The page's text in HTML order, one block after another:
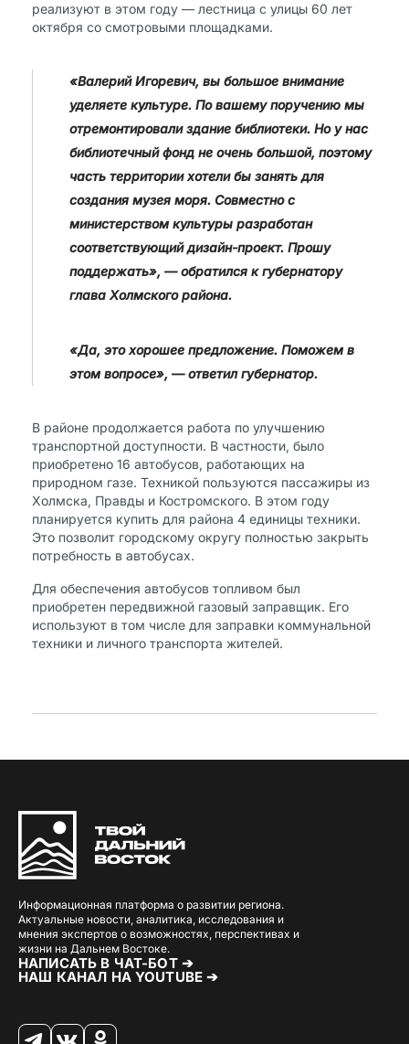
реализуют в этом году — лестница с улицы 60 лет
октября со смотровыми площадками.
«Валерий Игоревич, вы большое внимание
уделяете культуре. По вашему поручению мы
отремонтировали здание библиотеки. Но у нас
библиотечный фонд не очень большой, поэтому
часть территории хотели бы занять для
создания музея моря. Совместно с
министерством культуры разработан
соответствующий дизайн-проект. Прошу
поддержать», — обратился к губернатору
глава Холмского района.
«Да, это хорошее предложение. Поможем в
этом вопросе», — ответил губернатор.
В районе продолжается работа по улучшению
транспортной доступности. В частности, было
приобретено 16 автобусов, работающих на
природном газе. Техникой пользуются пассажиры из
Холмска, Правды и Костромского. В этом году
планируется купить для района 4 единицы техники.
Это позволит городскому округу полностью закрыть
потребность в автобусах.
Для обеспечения автобусов топливом был
приобретен передвижной газовый заправщик. Его
используют в том числе для заправки коммунальной
техники и личного транспорта жителей.
Информационная платформа о развитии региона.
Актуальные новости, аналитика, исследования и
мнения экспертов о возможностях, перспективах и
жизни на Дальнем Востоке.
НАПИСАТЬ В ЧАТ-БОТ ➔
НАШ КАНАЛ НА YOUTUBE ➔